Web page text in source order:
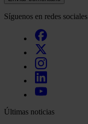
Síguenos en redes sociales
Últimas noticias